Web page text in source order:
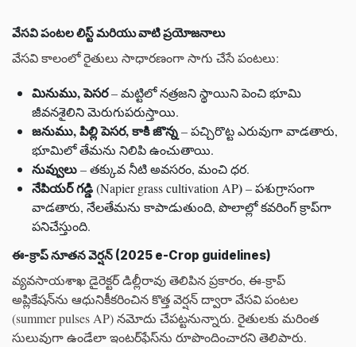
వేసవి పంటల లిస్ట్ మరియు వాటి ప్రయోజనాలు
వేసవి కాలంలో రైతులు సాధారణంగా సాగు చేసే పంటలు:
మినుము, పెసర– మట్టిలో నత్రజని స్థాయిని పెంచి భూమి
జీవనశైలిని మెరుగుపరుస్తాయి.
జనుము, పిల్లి పెసర, కాకి జొన్న– పచ్చిరొట్ట ఎరువుగా వాడతారు,
భూమిలో తేమను నిలిపి ఉంచుతాయి.
నువ్వులు– తక్కువ నీటి అవసరం, మంచి ధర.
నేపియర్ గడ్డి(Napier grass cultivation AP)– పశుగ్రాసంగా
వాడతారు, నేలతేమను కాపాడుతుంది, పొలాల్లో కవరింగ్‌ క్రాప్‌గా
పనిచేస్తుంది.
ఈ-క్రాప్ నూతన వెర్షన్ (2025 e-Crop guidelines)
వ్యవసాయశాఖ డైరెక్టర్ డిల్లీరావు తెలిపిన ప్రకారం, ఈ-క్రాప్
అప్లికేషన్‌ను ఆధునికీకరించిన కొత్త వెర్షన్‌ ద్వారా వేసవి పంటల
(summer pulses AP) నమోదు చేపట్టనున్నారు. రైతులకు మరింత
సులువుగా ఉండేలా ఇంటర్‌ఫేస్‌ను రూపొందించారని తెలిపారు.